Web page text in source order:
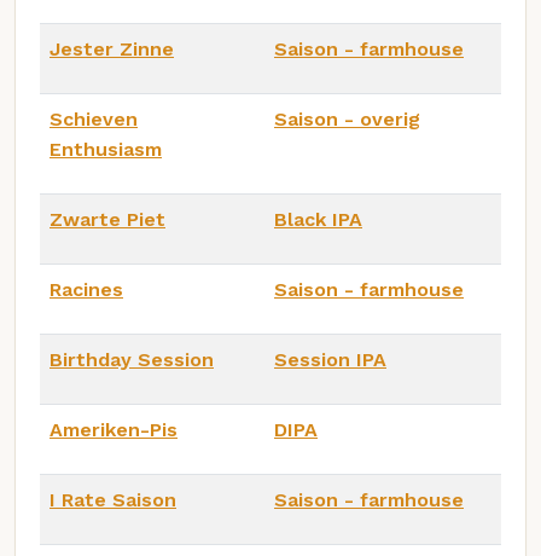
Jester Zinne Saison - farmhouse
Schieven
Enthusiasm
Saison - overig
Zwarte Piet Black IPA
Racines Saison - farmhouse
Birthday Session Session IPA
Ameriken-Pis DIPA
I Rate Saison Saison - farmhouse